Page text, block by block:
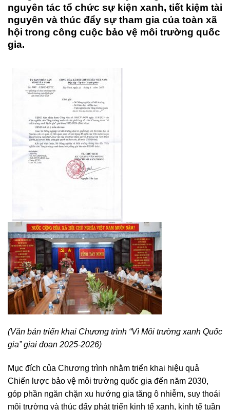
nguyên tác tổ chức sự kiện xanh, tiết kiệm tài
nguyên và thúc đẩy sự tham gia của toàn xã
hội trong công cuộc bảo vệ môi trường quốc
gia.
(Văn bản triển khai Chương trình “Vì Môi trường xanh Quốc
gia” giai đoạn 2025-2026)
Mục đích của Chương trình nhằm triển khai hiệu quả
Chiến lược bảo vệ môi trường quốc gia đến năm 2030,
góp phần ngăn chặn xu hướng gia tăng ô nhiễm, suy thoái
môi trường và thúc đẩy phát triển kinh tế xanh, kinh tế tuần